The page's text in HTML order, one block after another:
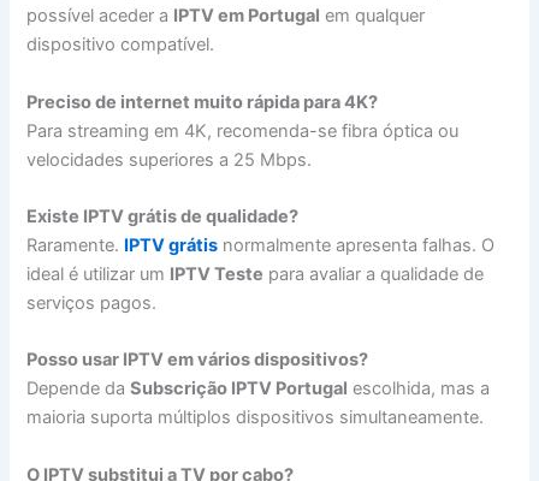
possível aceder a IPTV em Portugal em qualquer
dispositivo compatível.
Preciso de internet muito rápida para 4K?
Para streaming em 4K, recomenda-se fibra óptica ou
velocidades superiores a 25 Mbps.
Existe IPTV grátis de qualidade?
Raramente. IPTV grátis normalmente apresenta falhas. O
ideal é utilizar um IPTV Teste para avaliar a qualidade de
serviços pagos.
Posso usar IPTV em vários dispositivos?
Depende daSubscrição IPTV Portugal escolhida, mas a
maioria suporta múltiplos dispositivos simultaneamente.
O IPTV substitui a TV por cabo?